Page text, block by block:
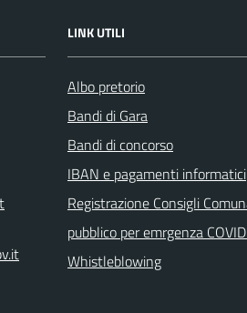
LINK UTILI
Albo pretorio
Bandi di Gara
Bandi di concorso
IBAN e pagamenti informatici
Registrazione Consigli
pubblico per emrgenza
Whistleblowing